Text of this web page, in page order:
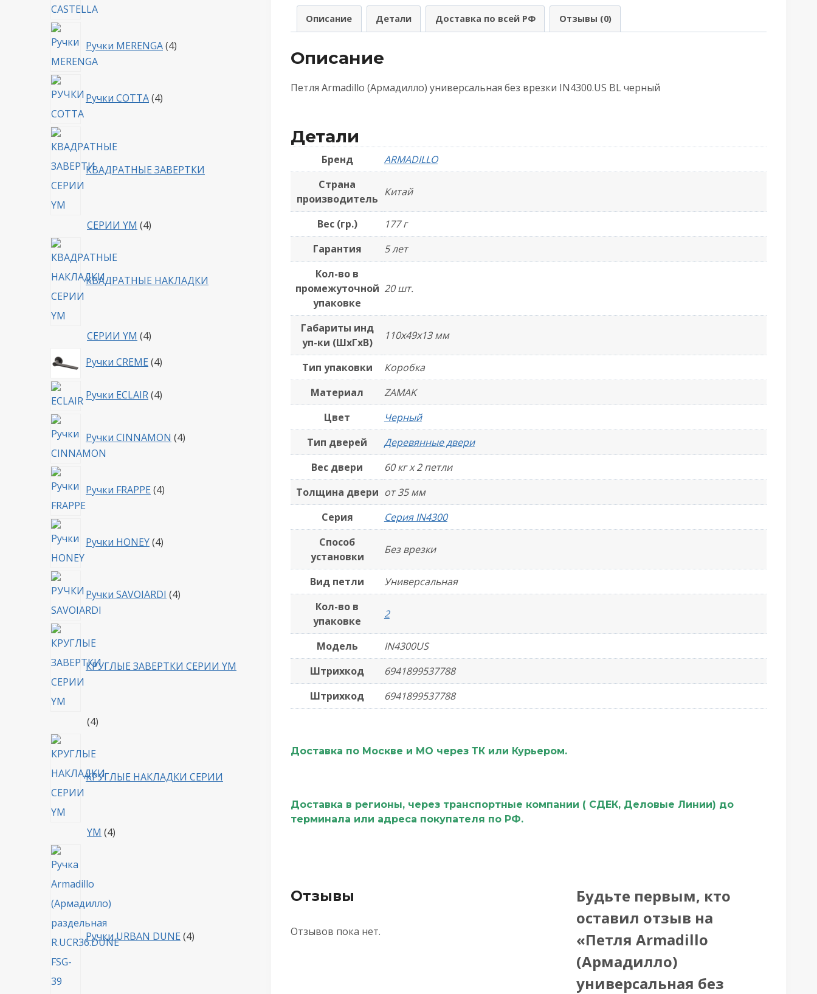
универсальная
Описание Детали Доставка по всей РФ Отзывы (0)
Описание
Петля Armadillo (Армадилло) универсальная без врезки IN4300.US BL черный
Детали
Бренд
ARMADILLO
Страна
производитель
Китай
Вес (гр.)
177 г
Гарантия
5 лет
Кол-во в
промежуточной
упаковке
20 шт.
Габариты инд
уп-ки (ШхГхВ)
110x49x13 мм
Тип упаковки
Коробка
Материал
ZAMAK
Цвет
Черный
Тип дверей
Деревянные двери
Вес двери
60 кг х 2 петли
Толщина двери от 35 мм
Серия
Серия IN4300
Способ
установки
Без врезки
Вид петли
Универсальная
Кол-во в
упаковке
2
Модель
IN4300US
Штрихкод
6941899537788
Штрихкод
6941899537788
Доставка по Москве и МО через ТК или Курьером.
Доставка в регионы, через транспортные компании ( СДЕК, Деловые Линии) до
терминала или адреса покупателя по РФ.
Отзывы
Отзывов пока нет.
Будьте первым, кто
оставил отзыв на
«Петля Armadillo
(Армадилло)
универсальная без
Ручки MERENGA 4товара
Ручки COTTA 4товара
КВАДРАТНЫЕ ЗАВЕРТКИ
СЕРИИ YM 44
КВАДРАТНЫЕ НАКЛАДКИ
СЕРИИ YM 44
Ручки CREME 44
Ручки ECLAIR 44
Ручки CINNAMON 4товара
Ручки FRAPPE 4товара
Ручки HONEY 4товара
Ручки SAVOIARDI 4товара
КРУГЛЫЕ ЗАВЕРТКИ СЕРИИ YM
44
КРУГЛЫЕ НАКЛАДКИ СЕРИИ
YM 44
Ручки URBAN DUNE 4